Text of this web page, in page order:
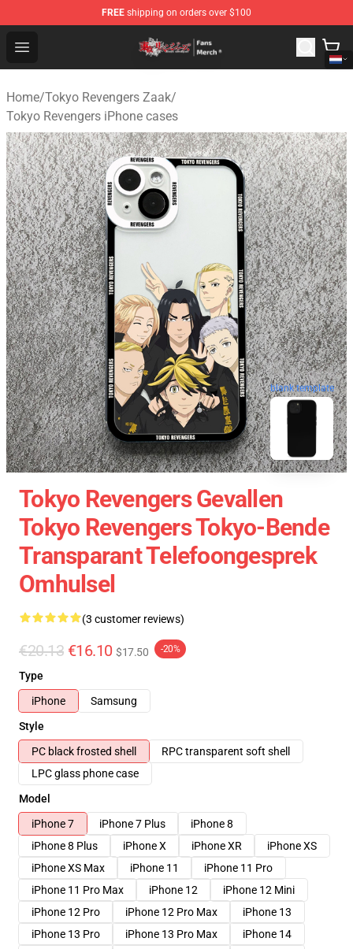
FREE shipping on orders over $100
Open menu
Tokyo Revengers Store - Official Tokyo Revengers
Home/Tokyo Revengers Zaak/
Tokyo Revengers iPhone cases
blank template
Tokyo Revengers Gevallen
Tokyo Revengers Tokyo-Bende
Transparant Telefoongesprek
Omhulsel
(3 customer reviews)
€20.13 €16.10 $17.50 -20%
Type
iPhone
Samsung
Style
PC black frosted shell
RPC transparent soft shell
LPC glass phone case
Model
iPhone 7
iPhone 7 Plus
iPhone 8
iPhone 8 Plus
iPhone X iPhone XR
iPhone XS
iPhone XS Max
iPhone 11
iPhone 11 Pro
iPhone 11 Pro Max
iPhone 12
iPhone 12 Mini
iPhone 12 Pro
iPhone 12 Pro Max
iPhone 13
iPhone 13 Pro
iPhone 13 Pro Max
iPhone 14